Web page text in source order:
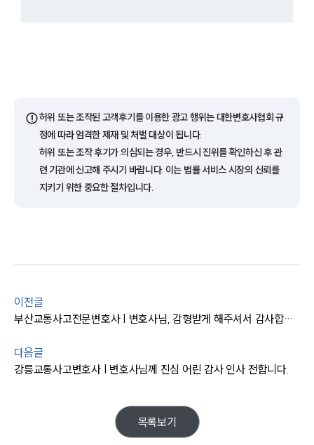
음주교통사고대응부 업무
전체
구성원 소개
법률 블로그
법률서식
대륜법률상담예약
대륜법률상담예약
⚠️허위 또는 조작된 고객후기를 이용한 광고 행위는 대한변호사협회 규
정에 따라 엄격한 제재 및 처벌 대상이 됩니다.
허위 또는 조작 후기가 의심되는 경우, 반드시 진위를 확인하신 후 관
련 기관에 신고해 주시기 바랍니다. 이는 법률 서비스 시장의 신뢰를
지키기 위한 중요한 절차입니다.
이전글
부산교통사고전문변호사 | 변호사님, 감형받게 해주셔서 감사합니다.
다음글
강릉교통사고변호사 | 변호사님께 진심 어린 감사 인사 전합니다.
목록보기